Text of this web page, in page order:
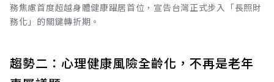
務焦慮首度超越身體健康躍居首位，宣告台灣正式步入「長照財
務化」的關鍵轉折期。
趨勢二：心理健康風險全齡化，不再是老年